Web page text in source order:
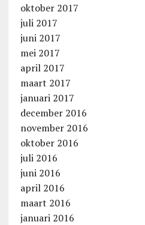
oktober 2017
juli 2017
juni 2017
mei 2017
april 2017
maart 2017
januari 2017
december 2016
november 2016
oktober 2016
juli 2016
juni 2016
april 2016
maart 2016
januari 2016